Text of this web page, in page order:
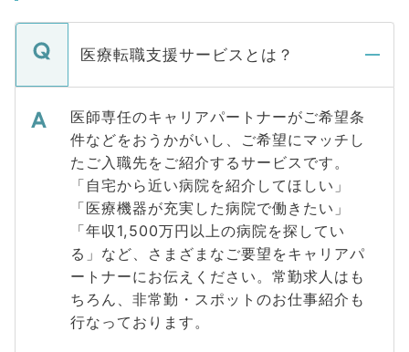
医療転職支援サービスとは？
医師専任のキャリアパートナーがご希望条
件などをおうかがいし、ご希望にマッチし
たご入職先をご紹介するサービスです。
「自宅から近い病院を紹介してほしい」
「医療機器が充実した病院で働きたい」
「年収1,500万円以上の病院を探してい
る」など、さまざまなご要望をキャリアパ
ートナーにお伝えください。常勤求人はも
ちろん、非常勤・スポットのお仕事紹介も
行なっております。